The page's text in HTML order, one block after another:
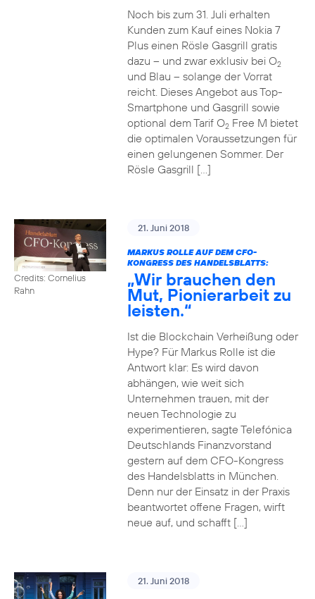
Noch bis zum 31. Juli erhalten
Kunden zum Kauf eines Nokia 7
Plus einen Rösle Gasgrill gratis
dazu – und zwar exklusiv bei O2
und Blau – solange der Vorrat
reicht. Dieses Angebot aus Top-
Smartphone und Gasgrill sowie
optional dem Tarif O2Free M bietet
die optimalen Voraussetzungen für
einen gelungenen Sommer. Der
Rösle Gasgrill […]
Credits: Cornelius
Rahn
21. Juni 2018
MARKUS ROLLE AUF DEM CFO-
KONGRESS DES HANDELSBLATTS:
„Wir brauchen den
Mut, Pionierarbeit zu
leisten.“
Ist die Blockchain Verheißung oder
Hype? Für Markus Rolle ist die
Antwort klar: Es wird davon
abhängen, wie weit sich
Unternehmen trauen, mit der
neuen Technologie zu
experimentieren, sagte Telefónica
Deutschlands Finanzvorstand
gestern auf dem CFO-Kongress
des Handelsblatts in München.
Denn nur der Einsatz in der Praxis
beantwortet offene Fragen, wirft
neue auf, und schafft […]
21. Juni 2018